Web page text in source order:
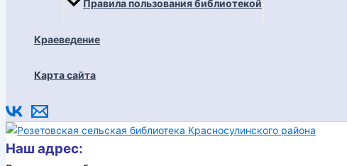
Правила пользования библиотекой
Краеведение
Карта сайта
Наш адрес: